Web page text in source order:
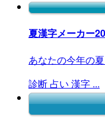
夏漢字メーカー
あなたの今年の
診断 占い 漢字 ...